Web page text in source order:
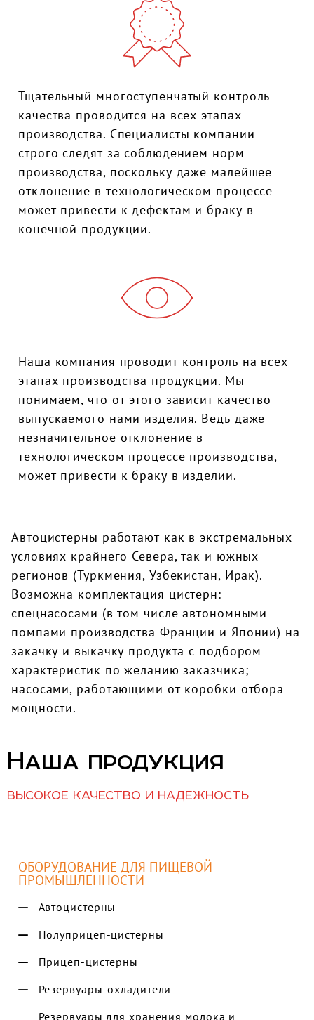
Тщательный многоступенчатый контроль
качества проводится на всех этапах
производства. Специалисты компании
строго следят за соблюдением норм
производства, поскольку даже малейшее
отклонение в технологическом процессе
может привести к дефектам и браку в
конечной продукции.
Наша компания проводит контроль на всех
этапах производства продукции. Мы
понимаем, что от этого зависит качество
выпускаемого нами изделия. Ведь даже
незначительное отклонение в
технологическом процессе производства,
может привести к браку в изделии.
Автоцистерны работают как в экстремальных
условиях крайнего Севера, так и южных
регионов (Туркмения, Узбекистан, Ирак).
Возможна комплектация цистерн:
спецнасосами (в том числе автономными
помпами производства Франции и Японии) на
закачку и выкачку продукта с подбором
характеристик по желанию заказчика;
насосами, работающими от коробки отбора
мощности.
Наша продукция
ВЫСОКОЕ КАЧЕСТВО И НАДЕЖНОСТЬ
ОБОРУДОВАНИЕ ДЛЯ ПИЩЕВОЙ
ПРОМЫШЛЕННОСТИ
Автоцистерны
Полуприцеп-цистерны
Прицеп-цистерны
Резервуары-охладители
Резервуары для хранения молока и